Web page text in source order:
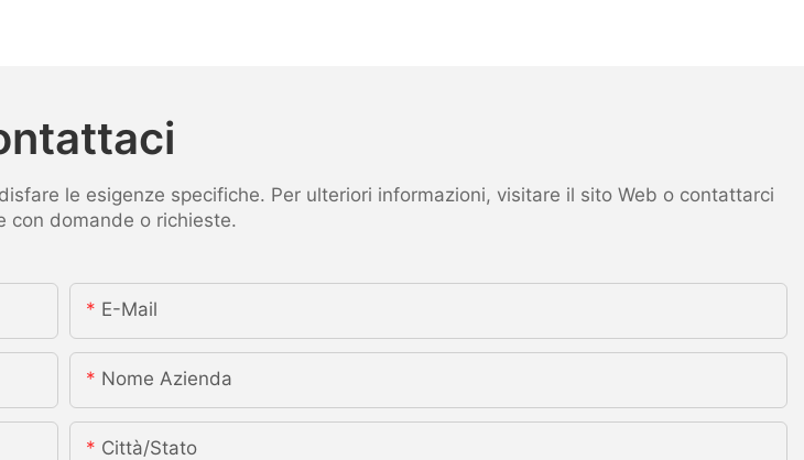
le esigenze specifiche. Per ulteriori informazioni, visitare il sito Web o contattarci
con domande o richieste.
E-Mail
Nome Azienda
Città/stato